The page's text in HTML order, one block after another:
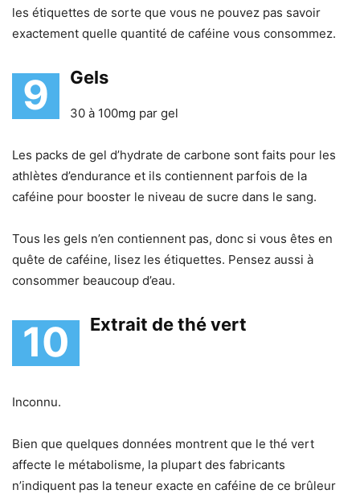
les étiquettes de sorte que vous ne pouvez pas savoir
exactement quelle quantité de caféine vous consommez.
9 Gels
30 à 100mg par gel
Les packs de gel d’hydrate de carbone sont faits pour les
athlètes d’endurance et ils contiennent parfois de la
caféine pour booster le niveau de sucre dans le sang.
Tous les gels n’en contiennent pas, donc si vous êtes en
quête de caféine, lisez les étiquettes. Pensez aussi à
consommer beaucoup d’eau.
10 Extrait de thé vert
Inconnu.
Bien que quelques données montrent que le thé vert
affecte le métabolisme, la plupart des fabricants
n’indiquent pas la teneur exacte en caféine de ce brûleur